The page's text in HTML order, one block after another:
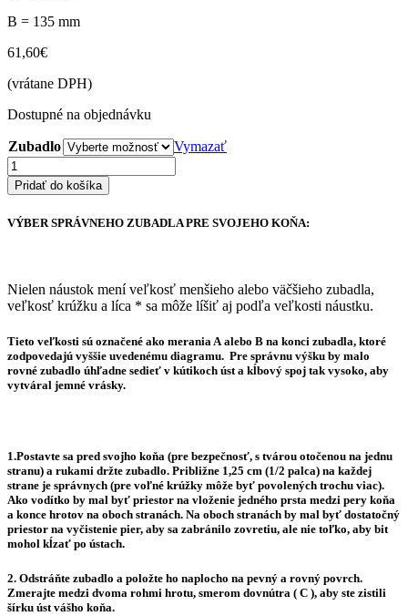
B = 135 mm
61,60€
(vrátane DPH)
Dostupné na objednávku
Zubadlo
Vymazať
množstvo
Zubadlo
z
mosadze
a
Pridať do košíka
VÝBER SPRÁVNEHO ZUBADLA PRE SVOJEHO KOŇA:
Nielen náustok mení veľkosť menšieho alebo väčšieho zubadla,
veľkosť krúžku a líca * sa môže líšiť aj podľa veľkosti náustku.
Tieto veľkosti sú označené ako merania A alebo B na konci zubadla, ktoré
zodpovedajú vyššie uvedenému diagramu. Pre správnu výšku by malo
rovné zubadlo úhľadne sedieť v kútikoch úst a kĺbový spoj tak vysoko, aby
vytváral jemné vrásky.
1.Postavte sa pred svojho koňa (pre bezpečnosť, s tvárou otočenou na jednu
stranu) a rukami držte zubadlo. Približne 1,25 cm (1/2 palca) na každej
strane je správnych (pre voľné krúžky môže byť povolených trochu viac).
Ako vodítko by mal byť priestor na vloženie jedného prsta medzi pery koňa
a konce hrotov na oboch stranách. Na oboch stranách by mal byť dostatočný
priestor na vyčistenie pier, aby sa zabránilo zovretiu, ale nie toľko, aby bit
mohol kĺzať po ústach.
2. Odstráňte zubadlo a položte ho naplocho na pevný a rovný povrch.
Zmerajte medzi dvoma rohmi hrotu, smerom dovnútra ( C ), aby ste zistili
šírku úst vášho koňa.